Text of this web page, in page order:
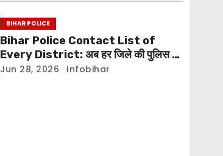
BIHAR POLICE
Bihar Police Contact List of
Every District: अब हर जिले की पुलिस से
जुड़ना होगा आसान
Jun 28, 2026 Infobihar